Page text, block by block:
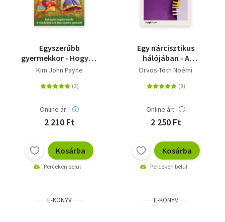
Egyszerűbb
gyermekkor - Hogyan
neveljünk
boldogabb,
gyerekeket?
Kim John Payne
Online ár:
2 210 Ft
Kosárba
Perceken belül
Egy nárcisztikus
hálójában - A
terapeuta esetei
Orvos-Tóth Noémi
Online ár:
2 250 Ft
Kosárba
Perceken belül
E-KÖNYV E-KÖNYV